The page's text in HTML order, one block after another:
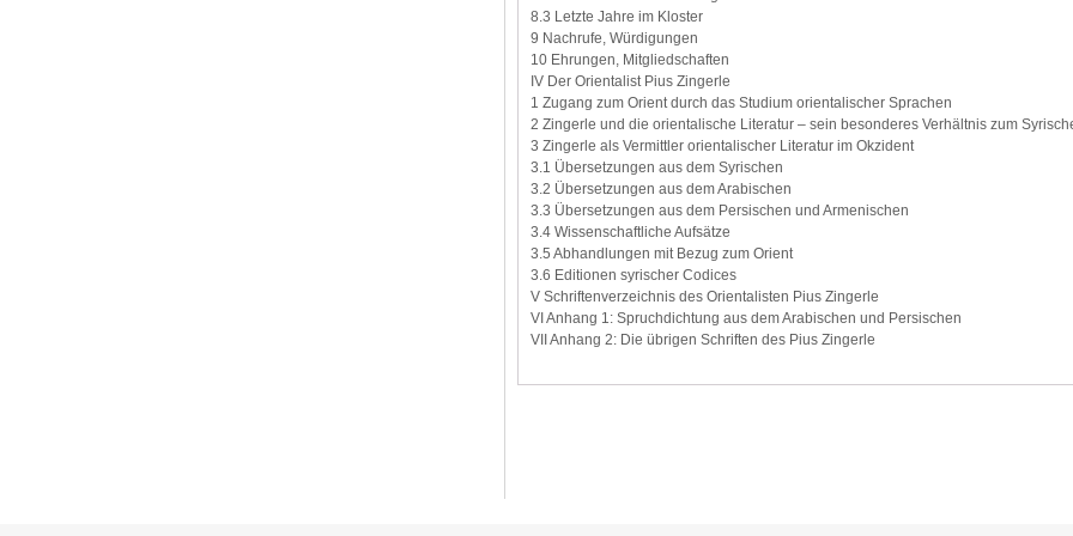
8.3 Letzte Jahre im Kloster
9 Nachrufe, Würdigungen
10 Ehrungen, Mitgliedschaften
IV Der Orientalist Pius Zingerle
1 Zugang zum Orient durch das Studium orientalischer Sprachen
2 Zingerle und die orientalische Literatur – sein besonderes Verhältnis zum
3 Zingerle als Vermittler orientalischer Literatur im Okzident
3.1 Übersetzungen aus dem Syrischen
3.2 Übersetzungen aus dem Arabischen
3.3 Übersetzungen aus dem Persischen und Armenischen
3.4 Wissenschaftliche Aufsätze
3.5 Abhandlungen mit Bezug zum Orient
3.6 Editionen syrischer Codices
V Schriftenverzeichnis des Orientalisten Pius Zingerle
VI Anhang 1: Spruchdichtung aus dem Arabischen und Persischen
VII Anhang 2: Die übrigen Schriften des Pius Zingerle